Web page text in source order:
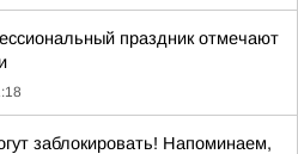
праздник отмечают
заблокировать! Напоминаем,